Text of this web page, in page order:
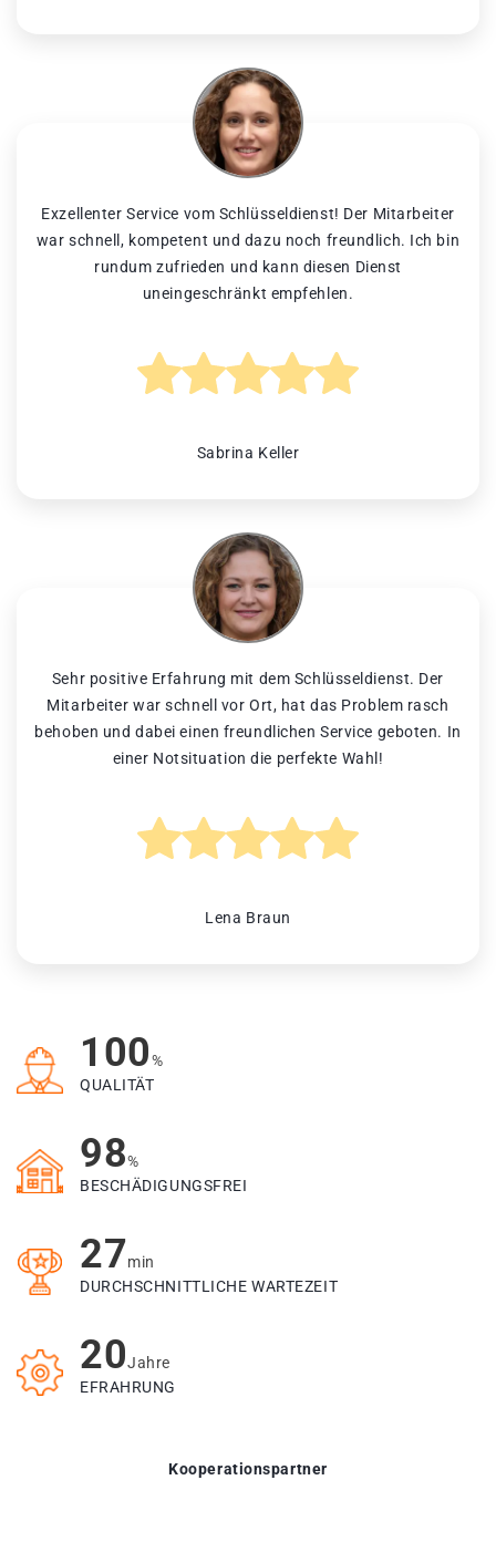
Exzellenter Service vom Schlüsseldienst! Der Mitarbeiter
war schnell, kompetent und dazu noch freundlich. Ich bin
rundum zufrieden und kann diesen Dienst
uneingeschränkt empfehlen.
Sabrina Keller
Sehr positive Erfahrung mit dem Schlüsseldienst. Der
Mitarbeiter war schnell vor Ort, hat das Problem rasch
behoben und dabei einen freundlichen Service geboten. In
einer Notsituation die perfekte Wahl!
Lena Braun
100%
QUALITÄT
98%
BESCHÄDIGUNGSFREI
27min
DURCHSCHNITTLICHE WARTEZEIT
20Jahre
EFRAHRUNG
Kooperationspartner